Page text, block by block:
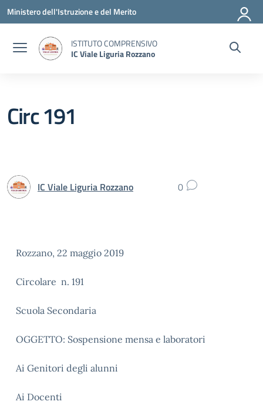
Vai ai contenuti
Vai al menu di navigazione
Vai al footer
Ministero dell'Istruzione e del Merito
ISTITUTO COMPRENSIVO
IC Viale Liguria Rozzano
Circ 191
IC Viale Liguria Rozzano 0
Rozzano, 22 maggio 2019
Circolare n. 191
Scuola Secondaria
OGGETTO: Sospensione mensa e laboratori
Ai Genitori degli alunni
Ai Docenti